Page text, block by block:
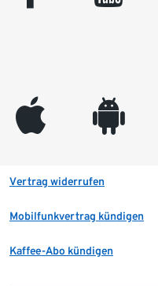
appleinc android
Vertrag widerrufen
Mobilfunkvertrag kündigen
Kaffee-Abo kündigen